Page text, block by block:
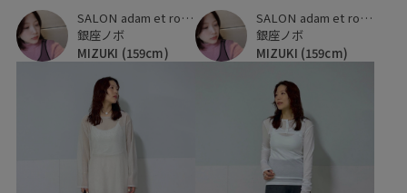
SALON adam et ropé
銀座ノボ
MIZUKI (159cm)
SALON adam et ropé
銀座ノボ
MIZUKI (159cm)